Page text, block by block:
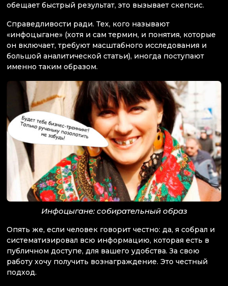
обещает быстрый результат, это вызывает скепсис.
Справедливости ради. Тех, кого называют
«инфоцыгане» (хотя и сам термин, и понятия, которые
он включает, требуют масштабного исследования и
большой аналитической статьи), иногда поступают
именно таким образом.
Инфоцыгане: собирательный образ
Опять же, если человек говорит честно: да, я собрал и
систематизировал всю информацию, которая есть в
публичном доступе, для вашего удобства. За свою
работу хочу получить вознаграждение. Это честный
подход.